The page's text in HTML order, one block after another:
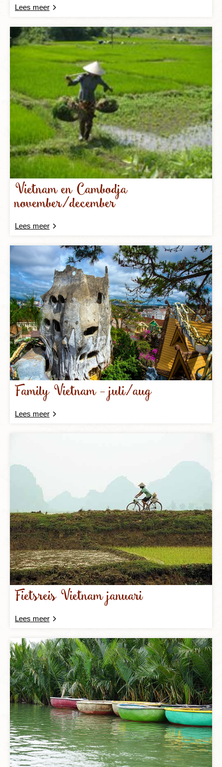
Lees meer
Vietnam en Cambodja
november/december
Lees meer
Family Vietnam - juli/aug
Lees meer
Fietsreis Vietnam januari
Lees meer